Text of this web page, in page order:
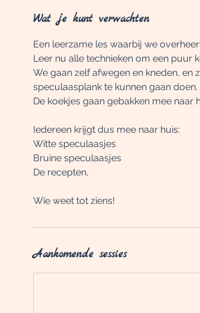
o
Wat je kunt verwachten
Een leerzame les waarbij we
Leer nu alle technieken om een puur
We gaan zelf afwegen en kneden, en
speculaasplank te kunnen gaan doen.
De koekjes gaan gebakken mee naar
Iedereen krijgt dus mee naar huis:
Witte speculaasjes
Bruine speculaasjes
De recepten,
Wie weet tot ziens!
Aankomende sessies